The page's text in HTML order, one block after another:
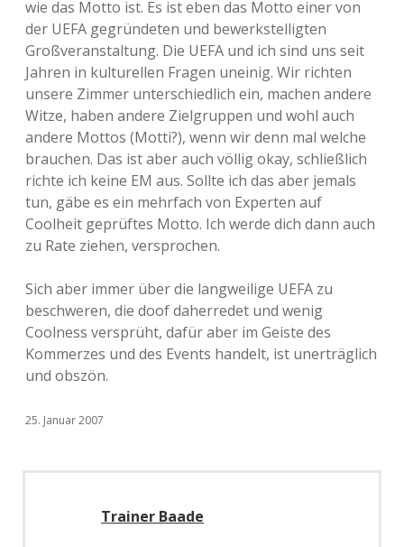
wie das Motto ist. Es ist eben das Motto einer von
der UEFA gegründeten und bewerkstelligten
Großveranstaltung. Die UEFA und ich sind uns seit
Jahren in kulturellen Fragen uneinig. Wir richten
unsere Zimmer unterschiedlich ein, machen andere
Witze, haben andere Zielgruppen und wohl auch
andere Mottos (Motti?), wenn wir denn mal welche
brauchen. Das ist aber auch völlig okay, schließlich
richte ich keine EM aus. Sollte ich das aber jemals
tun, gäbe es ein mehrfach von Experten auf
Coolheit geprüftes Motto. Ich werde dich dann auch
zu Rate ziehen, versprochen.
Sich aber immer über die langweilige UEFA zu
beschweren, die doof daherredet und wenig
Coolness versprüht, dafür aber im Geiste des
Kommerzes und des Events handelt, ist unerträglich
und obszön.
25. Januar 2007
Trainer Baade